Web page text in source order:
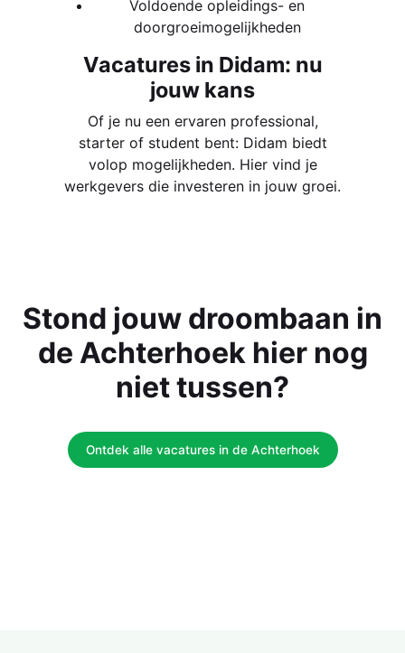
Voldoende opleidings- en
doorgroeimogelijkheden
Vacatures in Didam: nu
jouw kans
Of je nu een ervaren professional,
starter of student bent: Didam biedt
volop mogelijkheden. Hier vind je
werkgevers die investeren in jouw groei.
Stond jouw droombaan in
de Achterhoek hier nog
niet tussen?
Ontdek alle vacatures in de Achterhoek